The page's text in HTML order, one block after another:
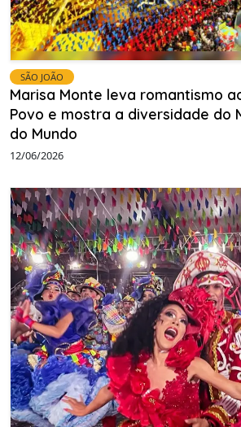
SÃO JOÃO
Marisa Monte leva romantismo
Povo e mostra a diversidade do
do Mundo
12/06/2026